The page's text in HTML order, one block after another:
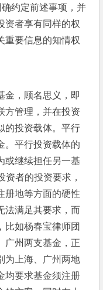
约定前述事项，并
资者享有同样的权
重要信息的知情权
金，顾名思义，即
方管理，并在投资
的投资载体。平行
。平行投资载体的
或继续担任另一基
资者的投资要求，
册地等方面的硬性
法满足其要求，而
比如杨春宝律师团
广州两支基金，正
为上海、广州两地
均要求基金须注册